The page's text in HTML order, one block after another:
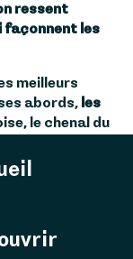
ressent
façonnent les
meilleurs
abords, les
le chenal du
du Finistère.
de la mer
des